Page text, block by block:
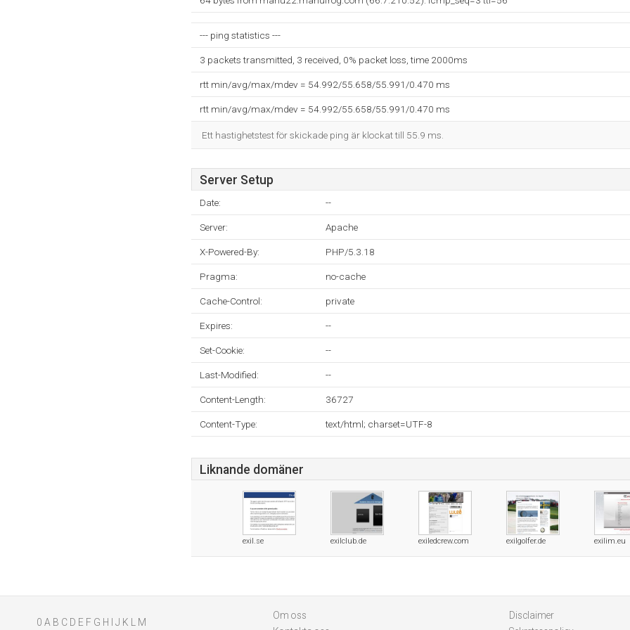
--- ping statistics ---
3 packets transmitted, 3 received, 0% packet loss, time 2000ms
rtt min/avg/max/mdev = 54.992/55.658/55.991/0.470 ms
rtt min/avg/max/mdev = 54.992/55.658/55.991/0.470 ms
Ett hastighetstest för skickade ping är klockat till 55.9 ms.
Server Setup
Date: --
Server: Apache
X-Powered-By: PHP/5.3.18
Pragma: no-cache
Cache-Control: private
Expires: --
Set-Cookie: --
Last-Modified: --
Content-Length: 36727
Content-Type: text/html; charset=UTF-8
Liknande domäner
exil.se exilclub.de exiledcrew.com exilgolfer.de exilim.eu
0 A B C D E F G H J K M
Om oss
Disclaimer